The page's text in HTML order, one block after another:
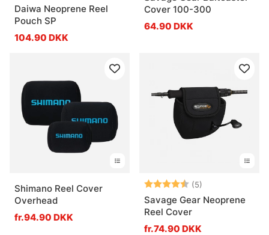
Daiwa Neoprene Reel
Pouch SP
104.90 DKK
Cover 100-300
64.90 DKK
Shimano Reel Cover
Overhead
fr.94.90 DKK
Vurdering: (5)
Savage Gear Neoprene
Reel Cover
fr.74.90 DKK